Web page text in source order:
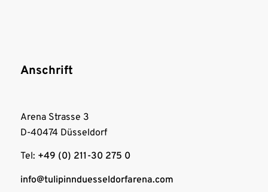
Anschrift
Arena Strasse 3
D-40474 Düsseldorf
Tel: +49 (0) 211-30 275 0
info@tulipinnduesseldorfarena.com